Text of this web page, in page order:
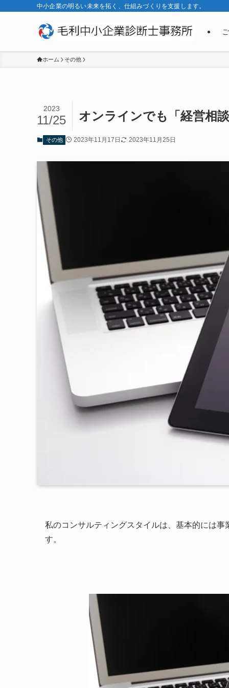
中小企業の明るい未来を拓く、仕組みづくりを支援します。
ホーム その他
オンラインでも「経営相
2023
11/25
その他 2023年11月17日 2023年11月25日
私のコンサルティングスタイルは、基本的には
す。